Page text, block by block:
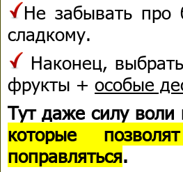
Не забывать про
сладкому.
Наконец,
фрукты + особые
Тут даже силу
которые
поправляться.